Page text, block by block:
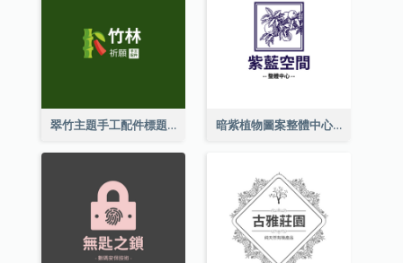
翠竹主題手工配件標題 暗紫植物圖案整體中心標誌